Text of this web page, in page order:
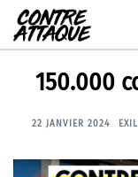
Aller
au
contenu
150.000
22 JANVIER 2024